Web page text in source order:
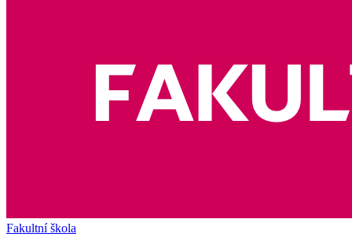
Fakultní škola